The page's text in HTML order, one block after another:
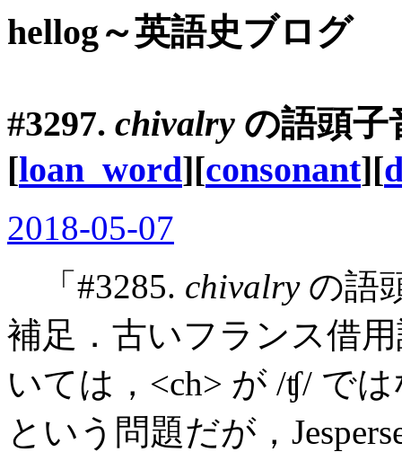
hellog～英語史ブログ
#3297. chivalry の語頭子
[loan_word][consonant][
2018-05-07
「#3285. chivalryの語
補足．古いフランス借
いては，<ch> が /ʧ/ で
という問題だが，